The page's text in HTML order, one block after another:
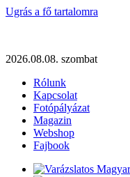
Ugrás a fő tartalomra
2026.08.08. szombat
Rólunk
Kapcsolat
Fotópályázat
Magazin
Webshop
Fajbook